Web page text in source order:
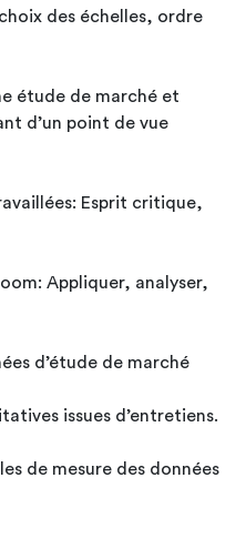
des échelles, ordre
étude de marché et
d’un point de vue
Esprit critique,
Appliquer, analyser,
d’étude de marché
issues d’entretiens.
de mesure des données